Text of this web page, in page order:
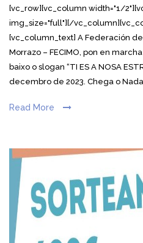
[vc_row][vc_column width="1/
img_size="full"][/
[vc_column_text] A Federación
Morrazo – FECIMO, pon en
baixo o slogan “TI ES A NOSA
decembro de 2023. Chega o
Read More